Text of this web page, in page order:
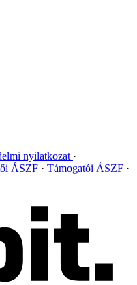
nyilatkozat
ÁSZF
Támogatói ÁSZF